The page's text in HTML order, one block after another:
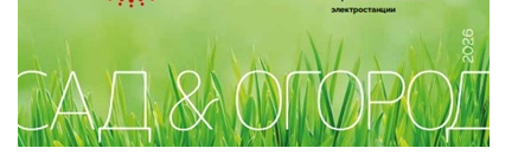
ЛЮСТРЫ
МОДУЛЬНЫЕ СИСТЕМЫ
ОСВЕЩЕНИЯ (LED МОДУЛИ)